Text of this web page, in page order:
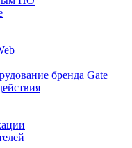
бренда Gate